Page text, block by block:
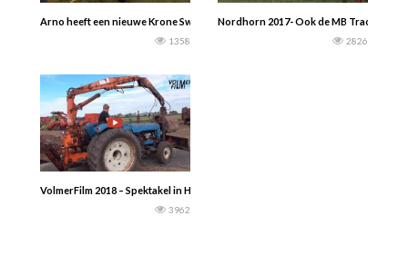
Arno heeft een nieuwe Krone Swadro S460 hark. Waarom toch? — Around
1358
Nordhorn 2017- Ook de MB Trac fans
2826
VolmerFilm 2018 – Spektakel in Halle, mais hakselen met nostalgische machines
3962